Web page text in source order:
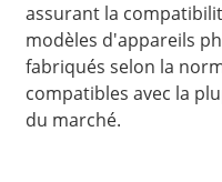
assurant la
modèles d'appareils
fabriqués selon la
compatibles avec la
du marché.